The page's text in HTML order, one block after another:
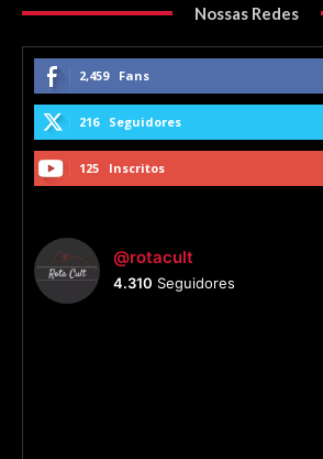
Nossas Redes
2,459 Fans
216 Seguidores
125 Inscritos
@rotacult
4.310 Seguidores